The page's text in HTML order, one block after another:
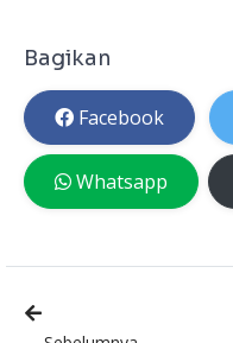
Bagikan
Facebook
Whatsapp